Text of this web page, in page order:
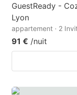
changing
dates.
GuestReady -
Lyon
appartement · 2
91 € /nuit